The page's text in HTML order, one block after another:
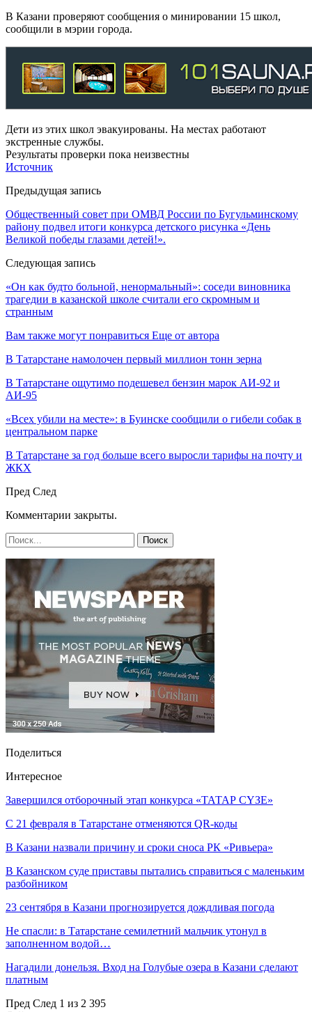
В Казани проверяют сообщения о минировании 15 школ,
сообщили в мэрии города.
Дети из этих школ эвакуированы. На местах работают
экстренные службы.
Результаты проверки пока неизвестны
Источник
Предыдущая запись
Общественный совет при ОМВД России по Бугульминскому
району подвел итоги конкурса детского рисунка «День
Великой победы глазами детей!».
Следующая запись
«Он как будто больной, ненормальный»: соседи виновника
трагедии в казанской школе считали его скромным и
странным
Вам также могут понравиться Еще от автора
В Татарстане намолочен первый миллион тонн зерна
В Татарстане ощутимо подешевел бензин марок АИ-92 и
АИ-95
«Всех убили на месте»: в Буинске сообщили о гибели собак в
центральном парке
В Татарстане за год больше всего выросли тарифы на почту и
ЖКХ
Пред След
Комментарии закрыты.
Поделиться
Интересное
Завершился отборочный этап конкурса «ТАТАР СҮЗЕ»
С 21 февраля в Татарстане отменяются QR-коды
В Казани назвали причину и сроки сноса РК «Ривьера»
В Казанском суде приставы пытались справиться с маленьким
разбойником
23 сентября в Казани прогнозируется дождливая погода
Не спасли: в Татарстане семилетний мальчик утонул в
заполненном водой…
Нагадили донельзя. Вход на Голубые озера в Казани сделают
платным
Пред След 1 из 2 395